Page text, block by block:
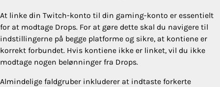
At linke din Twitch-konto til din gaming-konto er essentielt
for at modtage Drops. For at gøre dette skal du navigere til
indstillingerne på begge platforme og sikre, at kontiene er
korrekt forbundet. Hvis kontiene ikke er linket, vil du ikke
modtage nogen belønninger fra Drops.
Almindelige faldgruber inkluderer at indtaste forkerte